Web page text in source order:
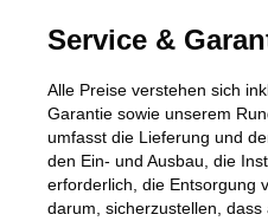
Service &
Alle Preise verstehen sich
Garantie sowie unserem
umfasst die Lieferung und
den Ein- und Ausbau, die
erforderlich, die Entsorgung
darum, sicherzustellen,